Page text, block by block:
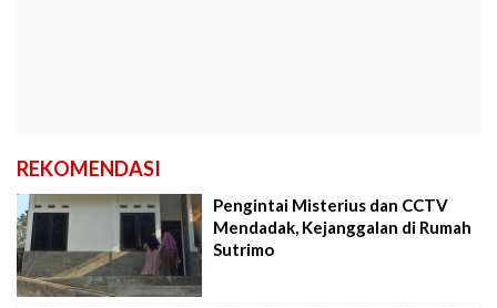
REKOMENDASI
Pengintai Misterius dan CCTV
Mendadak, Kejanggalan di Rumah
Sutrimo